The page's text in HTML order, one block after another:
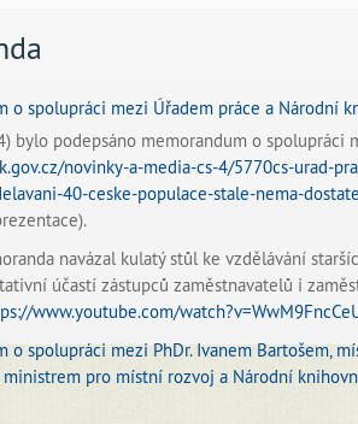
o spolupráci mezi Úřadem práce a Národní
bylo podepsáno memorandum o spolupráci
novinky-a-media-cs-4/5770cs-urad-
40-ceske-populace-stale-nema-
navázal kulatý stůl ke vzdělávání
účastí zástupců zaměstnavatelů i
www.youtube.com/
o spolupráci mezi PhDr. Ivanem Bartošem,
pro místní rozvoj a Národní